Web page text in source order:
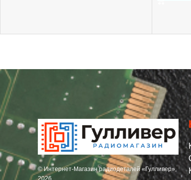
© Интернет-Магазин радиодеталей «Гулливер»,